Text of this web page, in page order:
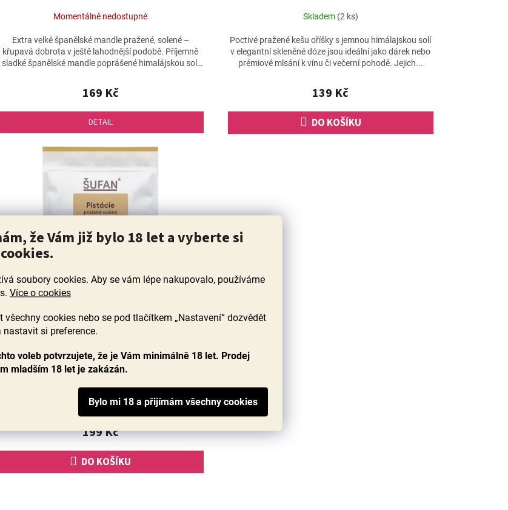
že Vám již bylo 18 let a vyberte si
soubory cookies. Aby se vám lépe nakupovalo, používáme
Více o cookies
všechny cookies nebo se pod tlačítkem „Nastavení“ dozvědět
nastavit si preference.
voleb potvrzujete, že je Vám minimálně 18 let. Prodej
mladším 18 let je zakázán.
Momentálně nedostupné
169 Kč
DETAIL
Extra velké španělské mandle pražené, solené –
křupavá dobrota v ještě lahodnější podobě. Příjemně
sladké španělské mandle poprášené himalájskou solí
Skladem (2 ks)
139 Kč
DO KOŠÍKU
Poctivé pražené kešu oříšky s jemnou himálajskou solí
v elegantní skleněné dóze jsou ideální jako dárek nebo
prémiové mlsání k vínu či večerní pohodě. Jejich...
Pistácie pražené, solené ve skořápce,
200g, Šufan
Skladem(3 ks)
199 Kč
DO KOŠÍKU
nezklame. Skvělé k vínu, posezení s přáteli i jen tak na
mlsání, když chcete sáhnout po něčem poctivém...